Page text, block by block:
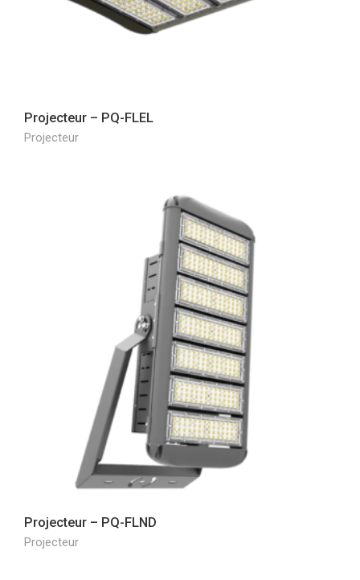
Projecteur – PQ-FLEL
Projecteur
Projecteur – PQ-FLND
Projecteur